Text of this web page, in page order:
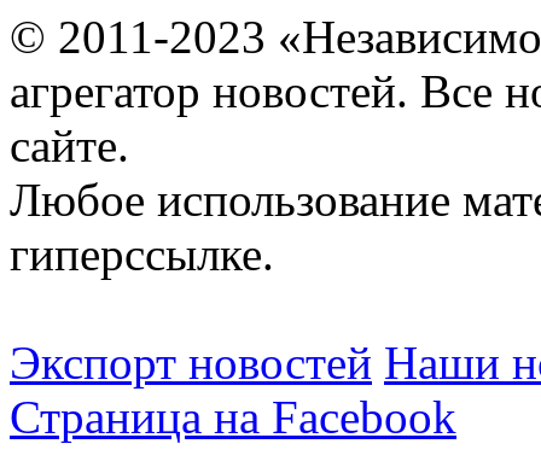
© 2011-2023
агрегатор новостей. Все
сайте.
Любое использование
гиперссылке.
Экспорт новостей Наши
Страница на Facebook